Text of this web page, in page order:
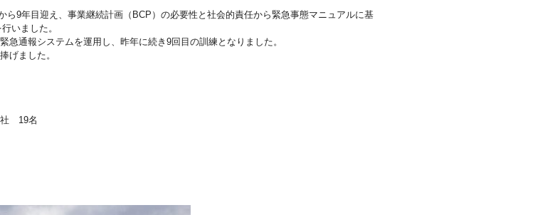
ら9年目迎え、事業継続計画（BCP）の必要性と社会的責任から緊急事態マニュアルに基
いました。
急通報システムを運用し、昨年に続き9回目の訓練となりました。
げました。
19名